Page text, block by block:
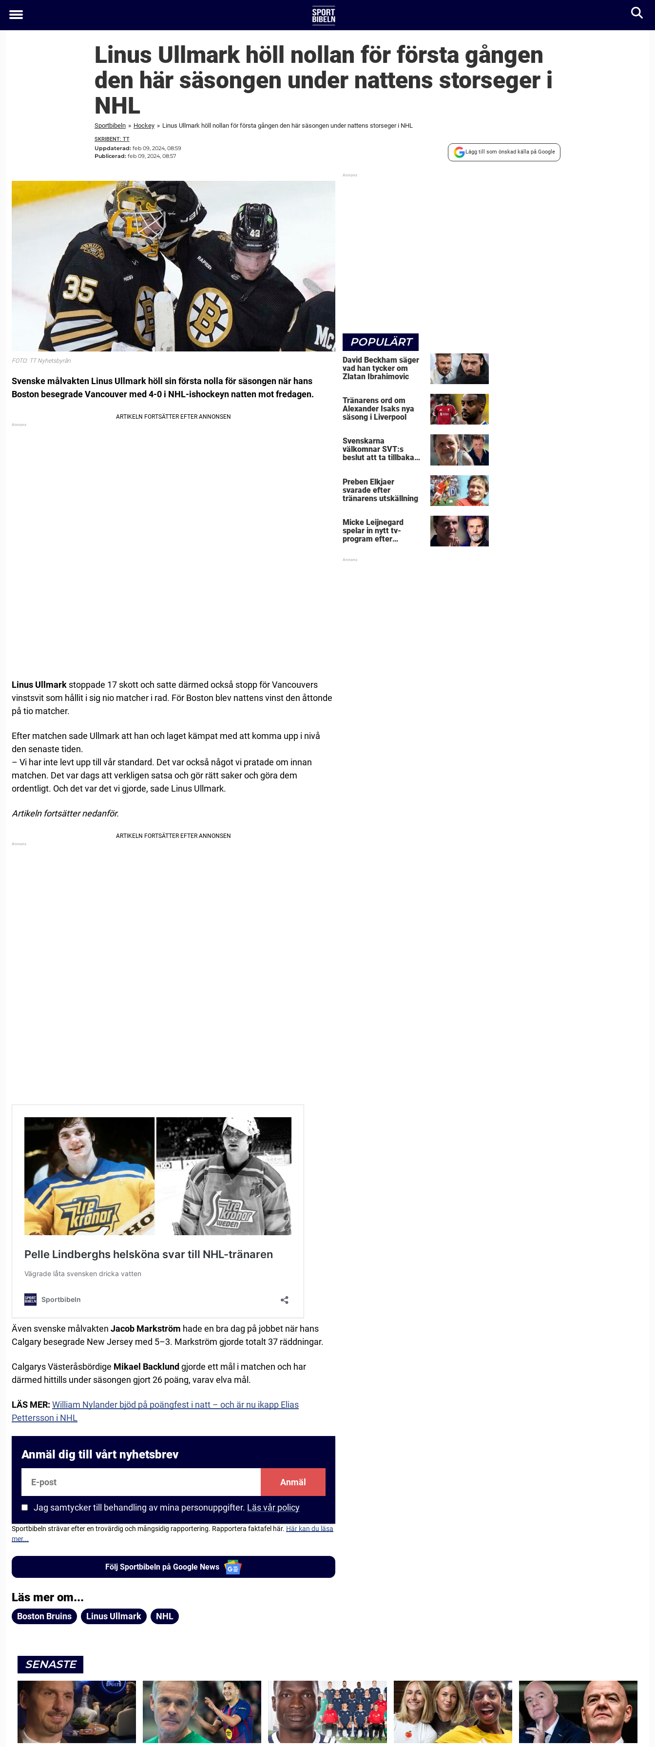
Toggle
Linus Ullmark höll nollan för första gången
den här säsongen under nattens storseger i
NHL
Sportbibeln » Hockey » Linus Ullmark höll nollan för första gången den här säsongen under nattens storseger i NHL
SKRIBENT: TT
Uppdaterad: feb 09, 2024, 08:59
Publicerad: feb 09, 2024, 08:57
Lägg till som önskad källa på Google
FOTO: TT Nyhetsbyrån
Svenske målvakten Linus Ullmark höll sin första nolla för säsongen när hans
Boston besegrade Vancouver med 4-0 i NHL-ishockeyn natten mot fredagen.
Linus Ullmark stoppade 17 skott och satte därmed också stopp för Vancouvers
vinstsvit som hållit i sig nio matcher i rad. För Boston blev nattens vinst den åttonde
på tio matcher.
Efter matchen sade Ullmark att han och laget kämpat med att komma upp i nivå
den senaste tiden.
– Vi har inte levt upp till vår standard. Det var också något vi pratade om innan
matchen. Det var dags att verkligen satsa och gör rätt saker och göra dem
ordentligt. Och det var det vi gjorde, sade Linus Ullmark.
Artikeln fortsätter nedanför.
Även svenske målvakten Jacob Markström hade en bra dag på jobbet när hans
Calgary besegrade New Jersey med 5–3. Markström gjorde totalt 37 räddningar.
Calgarys Västeråsbördige Mikael Backlund gjorde ett mål i matchen och har
därmed hittills under säsongen gjort 26 poäng, varav elva mål.
LÄS MER: William Nylander bjöd på poängfest i natt – och är nu ikapp Elias
Pettersson i NHL
Anmäl dig till vårt nyhetsbrev
Anmäl
Jag samtycker till behandling av mina personuppgifter. Läs vår policy
Sportbibeln strävar efter en trovärdig och mångsidig rapportering. Rapportera faktafel här. Här kan du läsa
mer...
Följ Sportbibeln på Google News
POPULÄRT
David Beckham säger
vad han tycker om
Zlatan Ibrahimovic
Tränarens ord om
Alexander Isaks nya
säsong i Liverpool
Svenskarna
välkomnar SVT:s
beslut att ta tillbaka
Preben Elkjaer
svarade efter
tränarens utskällning
Micke Leijnegard
spelar in nytt tv-
program efter
Läs mer om...
Boston Bruins Linus Ullmark NHL
SENASTE